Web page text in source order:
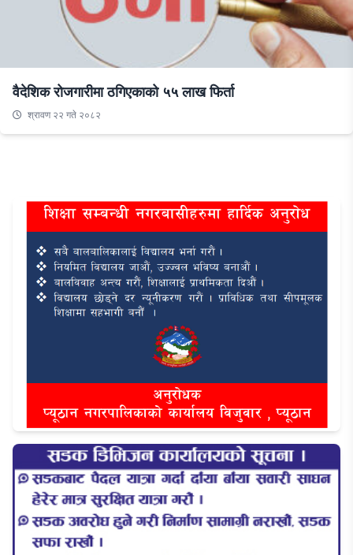
वैदेशिक रोजगारीमा ठगिएकाको ५५ लाख फिर्ता
श्रावण २२ गते २०८२